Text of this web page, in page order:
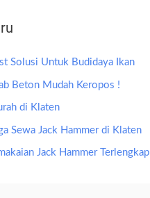
Solusi Untuk Budidaya Ikan
Beton Mudah Keropos !
di Klaten
Sewa Jack Hammer di Klaten
Jack Hammer Terlengkap